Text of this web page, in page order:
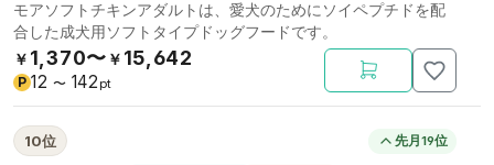
モアソフトチキンアダルトは、愛犬のためにソイペプチドを配
合した成犬用ソフトタイプドッグフードです。
￥ 1,370〜 ￥ 15,642
P 12 〜 142 pt
10位 先月19位